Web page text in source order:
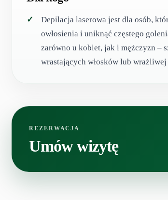
Depilacja laserowa jest dla osób,
owłosienia i uniknąć częstego
zarówno u kobiet, jak i mężczyzn –
wrastających włosków lub wrażliwej
REZERWACJA
Umów wizytę